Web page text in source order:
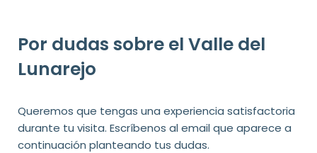
Por dudas sobre el Valle del
Lunarejo
Queremos que tengas una experiencia satisfactoria
durante tu visita. Escríbenos al email que aparece a
continuación planteando tus dudas.